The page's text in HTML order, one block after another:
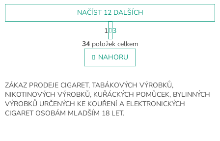
O
v
l
á
a
c
í
p
NAČÍST 12 DALŠÍCH
S
t
r
á
n
k
v
á
n
í
1 3
34položek celkem
NAHORU
ZÁKAZ PRODEJE CIGARET, TABÁKOVÝCH VÝROBKŮ,
NIKOTINOVÝCH VÝROBKŮ, KUŘÁCKÝCH POMŮCEK, BYLINNÝCH
VÝROBKŮ URČENÝCH KE KOUŘENÍ A ELEKTRONICKÝCH
CIGARET OSOBÁM MLADŠÍM 18 LET.